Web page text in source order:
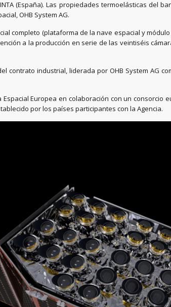
(España). Las propiedades termoelásticas del
OHB System AG.
completo (plataforma de la nave espacial y
a la producción en serie de las veintiséis
industrial, liderada por OHB System AG
Europea en colaboración con un consorcio
por los países participantes con la Agencia.